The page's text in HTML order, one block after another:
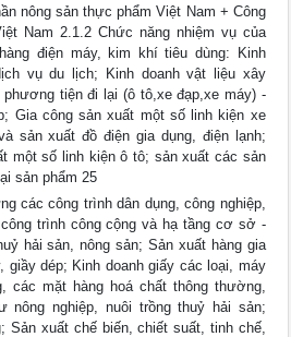
nông sản thực phẩm Việt Nam + Công
Nam 2.1.2 Chức năng nhiệm vụ của
điện máy, kim khí tiêu dùng: Kinh
vụ du lịch; Kinh doanh vật liệu xây
tiện đi lại (ô tô,xe đạp,xe máy) -
Gia công sản xuất một số linh kiện xe
sản xuất đồ điện gia dụng, điện lạnh;
một số linh kiện ô tô; sản xuất các sản
sản phẩm 25
các công trình dân dụng, công nghiệp,
trình công cộng và hạ tầng cơ sở -
hải sản, nông sản; Sản xuất hàng gia
giầy dép; Kinh doanh giấy các loại, máy
các mặt hàng hoá chất thông thường,
nghiệp, nuôi trồng thuỷ hải sản;
Sản xuất chế biến, chiết suất, tinh chế,